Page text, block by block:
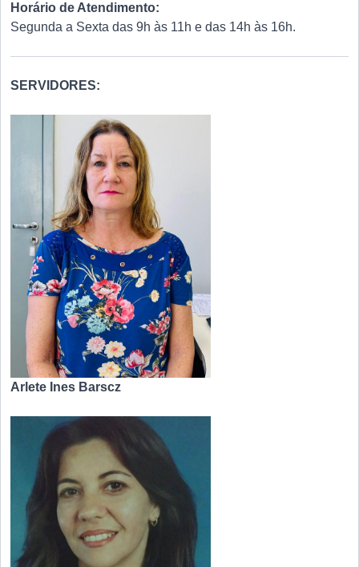
Horário de Atendimento:
Segunda a Sexta das 9h às 11h e das 14h às 16h.
SERVIDORES:
Arlete Ines Barscz